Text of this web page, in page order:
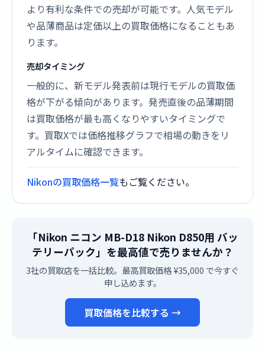
より有利な条件での売却が可能です。人気モデル
や品薄商品は定価以上の買取価格になることもあ
ります。
売却タイミング
一般的に、新モデル発表前は現行モデルの買取価
格が下がる傾向があります。発売直後の品薄期間
は買取価格が最も高くなりやすいタイミングで
す。買取Xでは価格推移グラフで相場の動きをリ
アルタイムに確認できます。
Nikonの買取価格一覧もご覧ください。
「Nikon ニコン MB-D18 Nikon D850用 バッ
テリーパック」を最高値で売りませんか？
3社の買取店を一括比較。最高買取価格 ¥35,000 で今すぐ
申し込めます。
買取価格を比較する →